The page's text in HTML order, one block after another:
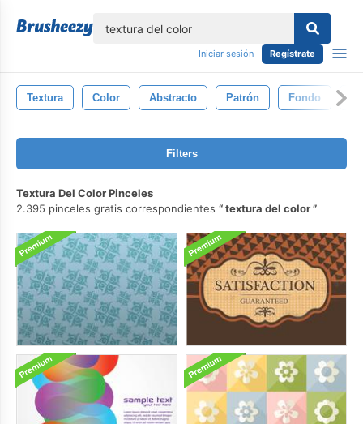
Iniciar sesión Regístrate
Textura Color Abstracto Patrón Fondo
Filters
Textura Del Color Pinceles
2.395 pinceles gratis correspondientes
textura del color